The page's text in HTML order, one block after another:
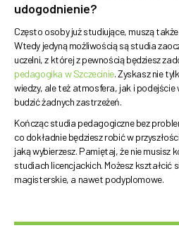
udogodnienie?
Często osoby już studiujące, muszą
Wtedy jedyną możliwością są studia
uczelni, z której z pewnością będziesz
pedagogika w Szczecinie. Zyskasz nie
wiedzy, ale też atmosfera, jak i podejście
budzić żadnych zastrzeżeń.
Kończąc studia pedagogiczne bez
co dokładnie będziesz robić w
jaką wybierzesz. Pamiętaj, że nie musisz
studiach licencjackich. Możesz kształcić
magisterskie, a nawet podyplomowe.